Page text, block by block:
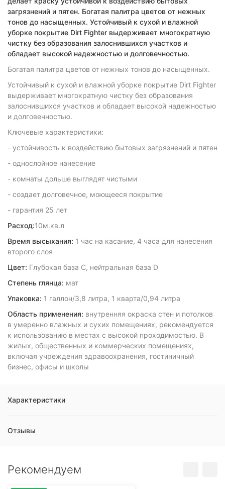
загрязнений и пятен. Богатая палитра цветов от нежных
тонов до насыщенных. Устойчивый к сухой и влажной
уборке покрытие Dirt Fighter выдерживает многократную
чистку без образования залоснившихся участков и
обладает высокой надежностью и долговечностью.
Богатая палитра цветов от нежных тонов до насыщенных.
Устойчивый к сухой и влажной уборке покрытие Dirt Fighter
выдерживает многократную чистку без образования
залоснившихся участков и обладает высокой надежностью
и долговечностью.
Ключевые характеристики:
- устойчивость к воздействию бытовых загрязнений и пятен
- однослойное нанесение
- комнаты дольше выглядят чистыми
- создает долговечное, моющееся покрытие
- гарантия 25 лет
Расход:10м.кв.л
Время высыхания: 1 час на касание, 4 часа для нанесения
второго слоя
Цвет: Глубокая база C, нейтральная база D
Степень глянца: мат
Упаковка: 1 галлон/3,8 литра, 1 кварта/0,94 литра
Область применения: внутренняя окраска стен и потолков
в умеренно влажных и сухих помещениях, рекомендуется
к использованию в местах с высокой проходимостью. В
жилых, общественных и коммерческих помещениях,
включая учреждения здравоохранения, гостиничный
бизнес, офисы и школы
Характеристики
Отзывы
Рекомендуем